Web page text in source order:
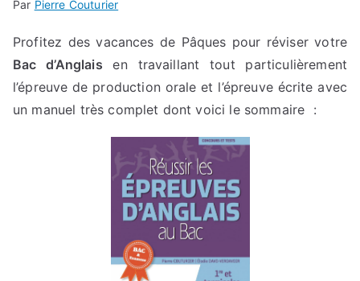
Par Pierre Couturier
Profitez des vacances de Pâques pour réviser votre
Bac d’Anglais en travaillant tout particulièrement
l’épreuve de production orale et l’épreuve écrite avec
un manuel très complet dont voici le sommaire :